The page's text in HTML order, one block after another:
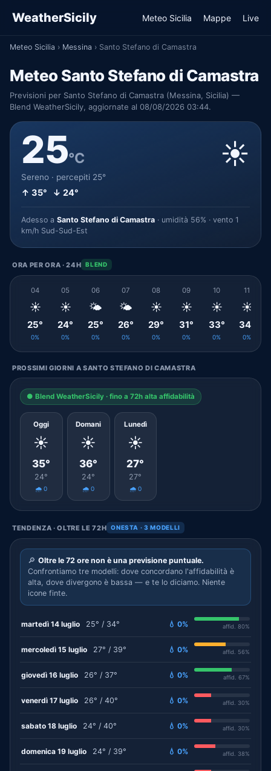
WeatherSicily Meteo Sicilia Mappe Live
Meteo Sicilia › Messina › Santo Stefano di Camastra
Meteo Santo Stefano di Camastra
Previsioni per Santo Stefano di Camastra (Messina, Sicilia) —
Blend WeatherSicily, aggiornate al 08/08/2026 03:44.
25°C
Sereno · percepiti 25°
↑ 35° ↓ 24°
☀️
Adesso a Santo Stefano di Camastra · umidità 56% · vento 1
km/h Sud-Sud-Est
ORA PER ORA · 24H BLEND
04
☀️
25°
0%
05
☀️
24°
0%
06
🌤️
25°
0%
07
🌤️
26°
0%
08
☀️
29°
0%
09
☀️
31°
0%
10
☀️
33°
0%
11
☀️
34°
0%
PROSSIMI GIORNI A SANTO STEFANO DI CAMASTRA
● Blend WeatherSicily · fino a 72h alta affidabilità
Oggi
☀️
35°
24°
🌧️ 0
Domani
☀️
36°
24°
🌧️ 0
Lunedì
☀️
27°
27°
🌧️ 0
TENDENZA · OLTRE LE 72H ONESTA · 3 MODELLI
🔎 Oltre le 72 ore non è una previsione puntuale.
Confrontiamo tre modelli: dove concordano l'affidabilità è
alta, dove divergono è bassa — e te lo diciamo. Niente
icone finte.
martedì 14 luglio 25° / 34° 💧 0% affid. 80%
mercoledì 15 luglio 27° / 39° 💧 0% affid. 56%
giovedì 16 luglio 26° / 37° 💧 0% affid. 67%
venerdì 17 luglio 26° / 40° 💧 0% affid. 30%
sabato 18 luglio 24° / 40° 💧 0% affid. 30%
domenica 19 luglio 24° / 39° 💧 0% affid. 38%